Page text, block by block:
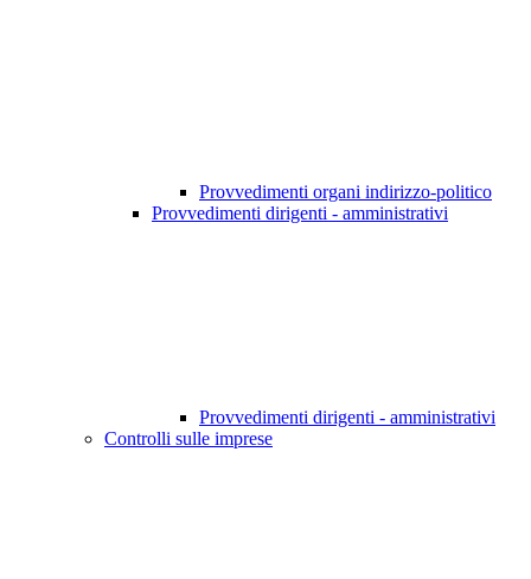
Provvedimenti organi indirizzo-politico
Provvedimenti dirigenti - amministrativi
Provvedimenti dirigenti - amministrativi
Controlli sulle imprese